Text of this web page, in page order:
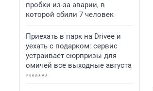
пробки из-за аварии, в
которой сбили 7 человек
Приехать в парк на Drivee и
уехать с подарком: сервис
устраивает сюрпризы для
омичей все выходные августа